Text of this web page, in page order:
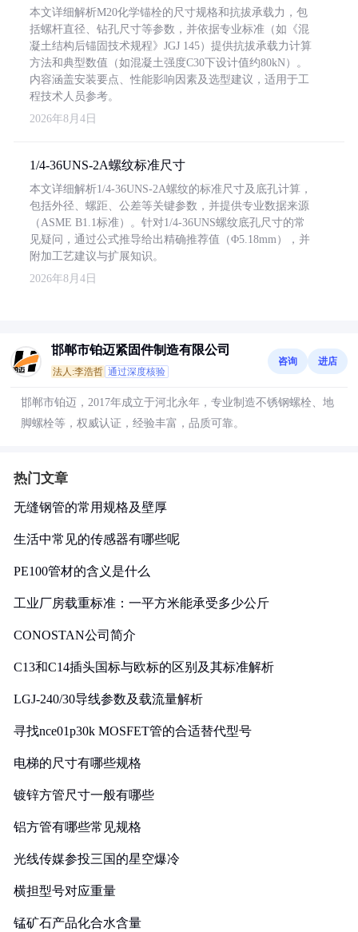
本文详细解析M20化学锚栓的尺寸规格和抗拔承载力，包
括螺杆直径、钻孔尺寸等参数，并依据专业标准（如《混
凝土结构后锚固技术规程》JGJ 145）提供抗拔承载力计算
方法和典型数值（如混凝土强度C30下设计值约80kN）。
内容涵盖安装要点、性能影响因素及选型建议，适用于工
程技术人员参考。
2026年8月4日
1/4-36UNS-2A螺纹标准尺寸
本文详细解析1/4-36UNS-2A螺纹的标准尺寸及底孔计算，
包括外径、螺距、公差等关键参数，并提供专业数据来源
（ASME B1.1标准）。针对1/4-36UNS螺纹底孔尺寸的常
见疑问，通过公式推导给出精确推荐值（Φ5.18mm），并
附加工艺建议与扩展知识。
2026年8月4日
邯郸市铂迈紧固件制造有限公司
法人:李浩哲 通过深度核验
咨询 进店
邯郸市铂迈，2017年成立于河北永年，专业制造不锈钢螺栓、地
脚螺栓等，权威认证，经验丰富，品质可靠。
热门文章
无缝钢管的常用规格及壁厚
生活中常见的传感器有哪些呢
PE100管材的含义是什么
工业厂房载重标准：一平方米能承受多少公斤
CONOSTAN公司简介
C13和C14插头国标与欧标的区别及其标准解析
LGJ-240/30导线参数及载流量解析
寻找nce01p30k MOSFET管的合适替代型号
电梯的尺寸有哪些规格
镀锌方管尺寸一般有哪些
铝方管有哪些常见规格
光线传媒参投三国的星空爆冷
横担型号对应重量
锰矿石产品化合水含量